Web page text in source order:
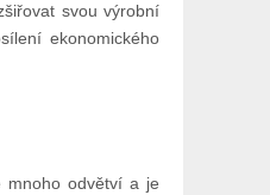
svou výrobní
ekonomického
mnoho odvětví a je